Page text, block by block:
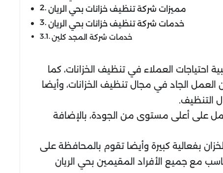
مميزات شركة تنظيف خزانات بحي الريان
خدمات شركة تنظيف خزانات بحي الريان
خدمات شركة المجد كلين
احتياجات العملاء في تنظيف الخزانات، كما
العمل الجاد في مجال تنظيف الخزانات، وأيضا
التنظيف.
على أعلى مستوى من الجودة، بالإضافة
بفعالية كبيرة وأيضا تقوم بالمحافظة على
مع جميع الأفراد المقيمين بحي الريان